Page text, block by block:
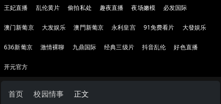
王妃直播 乱伦黄片 偷拍私处 趣夜直播 夜场嫩模 必发国际
澳门新葡京 大发娱乐 澳門新葡京 永利皇宫 91免费看片 大發娱乐
636新葡京 激情裸聊 九鼎国际 经典三级片 抖音乱伦 好色直播
开元官方
首页 校园情事 正文